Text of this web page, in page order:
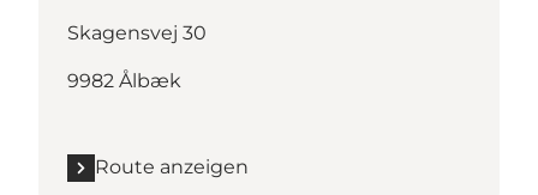
Skagensvej 30
9982 Ålbæk
Route anzeigen